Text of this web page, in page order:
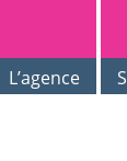
L’agence